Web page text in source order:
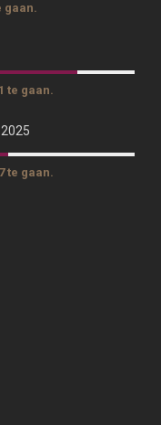
gaan.
te gaan.
te gaan.